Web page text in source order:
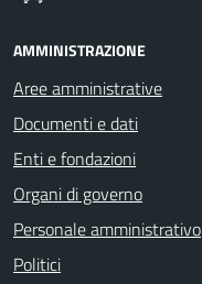
AMMINISTRAZIONE
Aree amministrative
Documenti e dati
Enti e fondazioni
Organi di governo
Personale amministrativo
Politici